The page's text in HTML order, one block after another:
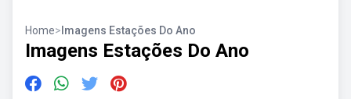
Home> Imagens Estações Do Ano
Imagens Estações Do Ano